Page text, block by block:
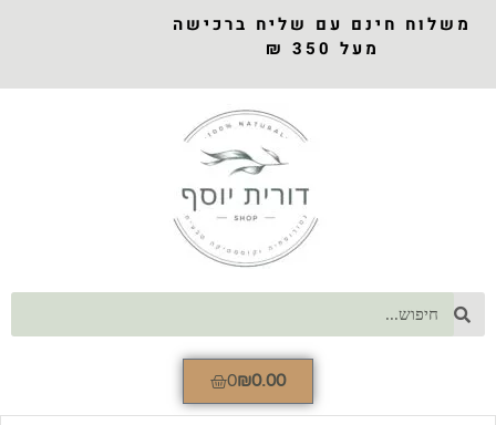
משלוח חינם עם שליח ברכישה
מעל 350 ₪
₪0.00
0